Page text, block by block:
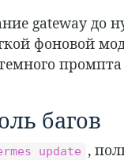
gateway до
фоновой
промпта
багов
update ,